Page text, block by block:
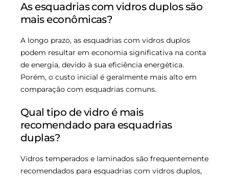
As esquadrias com vidros duplos são
mais econômicas?
A longo prazo, as esquadrias com vidros duplos
podem resultar em economia significativa na conta
de energia, devido à sua eficiência energética.
Porém, o custo inicial é geralmente mais alto em
comparação com esquadrias comuns.
Qual tipo de vidro é mais
recomendado para esquadrias
duplas?
Vidros temperados e laminados são frequentemente
recomendados para esquadrias com vidros duplos,